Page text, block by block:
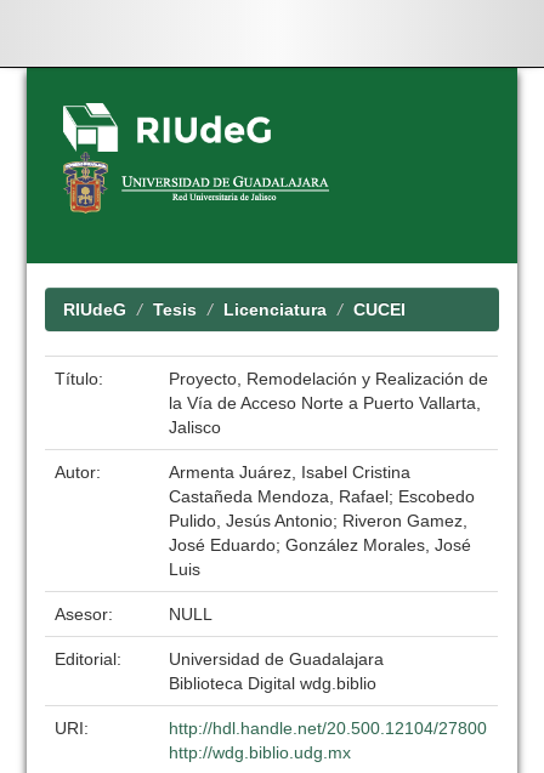
Skip
navigation
RIUdeG Tesis Licenciatura CUCEI
Título:
Proyecto, Remodelación y Realización de
la Vía de Acceso Norte a Puerto Vallarta,
Jalisco
Autor:
Armenta Juárez, Isabel Cristina
Castañeda Mendoza, Rafael; Escobedo
Pulido, Jesús Antonio; Riveron Gamez,
José Eduardo; González Morales, José
Luis
Asesor: NULL
Editorial:
Universidad de Guadalajara
Biblioteca Digital wdg.biblio
URI:
http://hdl.handle.net/20.500.12104/27800
http://wdg.biblio.udg.mx